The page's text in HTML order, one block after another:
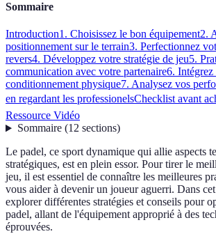
Sommaire
Introduction1. Choisissez le bon équipement2.
positionnement sur le terrain3. Perfectionnez
revers4. Développez votre stratégie de jeu5.
communication avec votre partenaire6. Intégrez
conditionnement physique7. Analysez vos
en regardant les professionelsChecklist avant
Ressource Vidéo
Sommaire(12 sections)
Le padel, ce sport dynamique qui allie aspects
stratégiques, est en plein essor. Pour tirer le
jeu, il est essentiel de connaître les meilleures
vous aider à devenir un joueur aguerri. Dans
explorer différentes stratégies et conseils pour
padel, allant de l'équipement approprié à des
éprouvées.